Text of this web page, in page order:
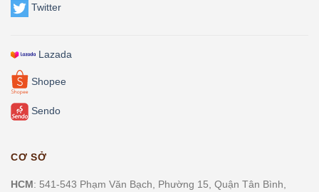
Twitter
Lazada
Shopee
Sendo
CƠ SỞ
HCM: 541-543 Phạm Văn Bạch, Phường 15, Quận Tân Bình,